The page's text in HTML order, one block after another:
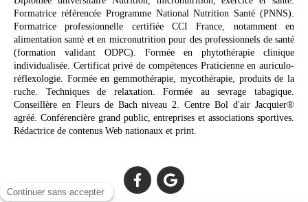
Formatrice référencée Programme National Nutrition Santé (PNNS).
Formatrice professionnelle certifiée CCI France, notamment en
alimentation santé et en micronutrition pour des professionnels de santé
(formation validant ODPC). Formée en phytothérapie clinique
individualisée. Certificat privé de compétences Praticienne en auriculo-
réflexologie. Formée en gemmothérapie, mycothérapie, produits de la
ruche. Techniques de relaxation. Formée au sevrage tabagique.
Conseillère en Fleurs de Bach niveau 2. Centre Bol d'air Jacquier®
agréé. Conférencière grand public, entreprises et associations sportives.
Rédactrice de contenus Web nationaux et print.